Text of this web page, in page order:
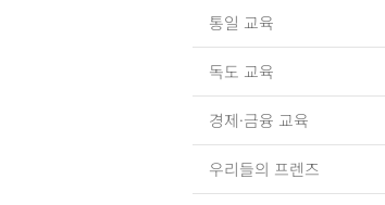
통일 교육
독도 교육
경제·금융 교육
우리들의 프렌즈